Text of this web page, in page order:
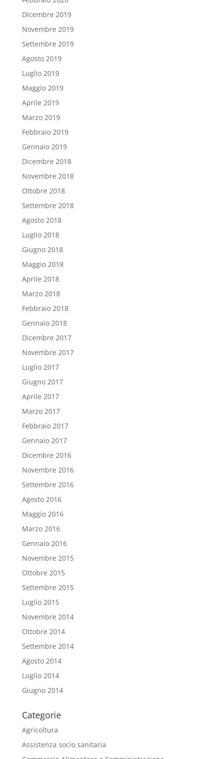
Dicembre 2019
Novembre 2019
Settembre 2019
Agosto 2019
Luglio 2019
Maggio 2019
Aprile 2019
Marzo 2019
Febbraio 2019
Gennaio 2019
Dicembre 2018
Novembre 2018
Ottobre 2018
Settembre 2018
Agosto 2018
Luglio 2018
Giugno 2018
Maggio 2018
Aprile 2018
Marzo 2018
Febbraio 2018
Gennaio 2018
Dicembre 2017
Novembre 2017
Luglio 2017
Giugno 2017
Aprile 2017
Marzo 2017
Febbraio 2017
Gennaio 2017
Dicembre 2016
Novembre 2016
Settembre 2016
Agosto 2016
Maggio 2016
Marzo 2016
Gennaio 2016
Novembre 2015
Ottobre 2015
Settembre 2015
Luglio 2015
Novembre 2014
Ottobre 2014
Settembre 2014
Agosto 2014
Luglio 2014
Giugno 2014
Categorie
Agricoltura
Assistenza socio sanitaria